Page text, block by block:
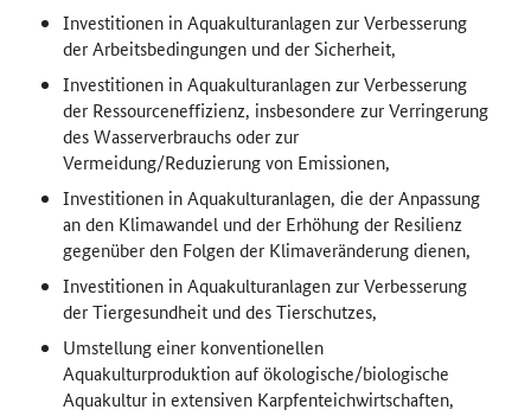
Investitionen in Aquakulturanlagen zur Verbesserung
der Arbeitsbedingungen und der Sicherheit,
Investitionen in Aquakulturanlagen zur Verbesserung
der Ressourceneffizienz, insbesondere zur Verringerung
des Wasserverbrauchs oder zur
Vermeidung/Reduzierung von Emissionen,
Investitionen in Aquakulturanlagen, die der Anpassung
an den Klimawandel und der Erhöhung der Resilienz
gegenüber den Folgen der Klimaveränderung dienen,
Investitionen in Aquakulturanlagen zur Verbesserung
der Tiergesundheit und des Tierschutzes,
Umstellung einer konventionellen
Aquakulturproduktion auf ökologische/biologische
Aquakultur in extensiven Karpfenteichwirtschaften,